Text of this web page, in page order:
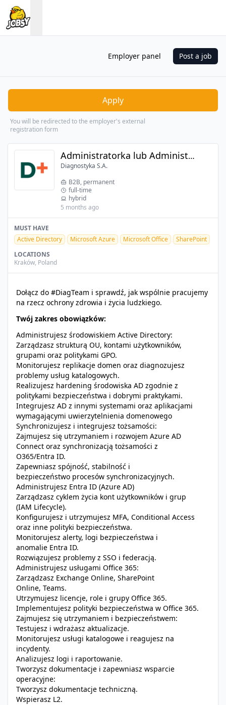
Employer panel Post a job
Administratorka lub Administrator Usług Katalogowych i Chmurowych
Diagnostyka S.A.
B2B, permanent
full-time
hybrid
5 months ago
MUST HAVE
Active Directory
Microsoft Azure Microsoft Office
SharePoint
LOCATIONS
Kraków, Poland
Dołącz do #DiagTeam i sprawdź, jak wspólnie pracujemy
na rzecz ochrony zdrowia i życia ludzkiego.
Twój zakres obowiązków:
Administrujesz środowiskiem Active Directory:
Zarządzasz strukturą OU, kontami użytkowników,
grupami oraz politykami GPO.
Monitorujesz replikacje domen oraz diagnozujesz
problemy usług katalogowych.
Realizujesz hardening środowiska AD zgodnie z
politykami bezpieczeństwa i dobrymi praktykami.
Integrujesz AD z innymi systemami oraz aplikacjami
wymagającymi uwierzytelnienia domenowego
Synchronizujesz i integrujesz tożsamości:
Zajmujesz się utrzymaniem i rozwojem Azure AD
Connect oraz synchronizacją tożsamości z
O365/Entra ID.
Zapewniasz spójność, stabilność i
bezpieczeństwo procesów synchronizacyjnych.
Administrujesz Entra ID (Azure AD)
Zarządzasz cyklem życia kont użytkowników i grup
(IAM Lifecycle).
Konfigurujesz i utrzymujesz MFA, Conditional Access
oraz inne polityki bezpieczeństwa.
Monitorujesz alerty, logi bezpieczeństwa i
anomalie Entra ID.
Rozwiązujesz problemy z SSO i federacją.
Administrujesz usługami Office 365:
Zarządzasz Exchange Online, SharePoint
Online, Teams.
Utrzymujesz licencje, role i grupy Office 365.
Implementujesz polityki bezpieczeństwa w Office 365.
Zajmujesz się utrzymaniem i bezpieczeństwem:
Testujesz i wdrażasz aktualizacje.
Monitorujesz usługi katalogowe i reagujesz na
incydenty.
Analizujesz logi i raportowanie.
Tworzysz dokumentacje i zapewniasz wsparcie
operacyjne:
Tworzysz dokumentacje techniczną.
Wspierasz L2.
Apply
You will be redirected to the employer's external
registration form